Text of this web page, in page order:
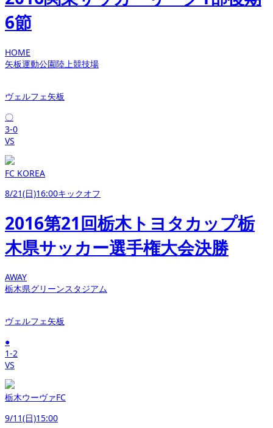
6節
HOME
矢板運動公園陸上競技場
ヴェルフェ矢板
〇
3-0
VS
FC KOREA
8/21(日)16:00キックオフ
2016第21回栃木トヨタカップ栃
木県サッカー選手権大会決勝
AWAY
栃木県グリーンスタジアム
ヴェルフェ矢板
●
1-2
VS
栃木ウーヴァFC
9/11(日)15:00